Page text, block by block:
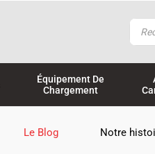
de
Équipement De
Chargement
Le Blog Notre